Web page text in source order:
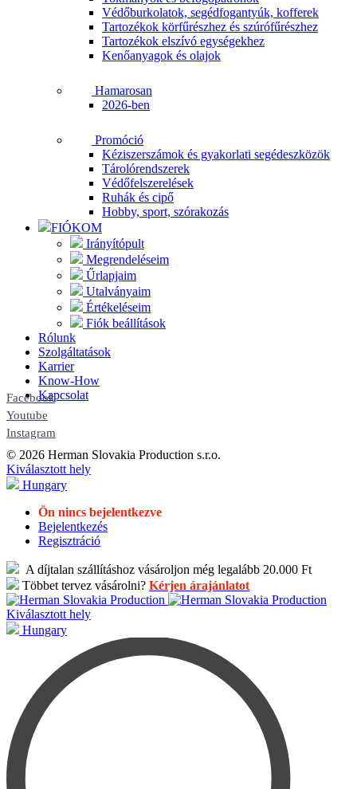
Védőburkolatok, segédfogantyúk, kofferek
Tartozékok körfűrészhez és szúrófűrészhez
Tartozékok elszívó egységekhez
Kenőanyagok és olajok
Hamarosan
2026-ben
Promóció
Kéziszerszámok és gyakorlati segédeszközök
Tárolórendszerek
Védőfelszerelések
Ruhák és cipő
Hobby, sport, szórakozás
FIÓKOM
Irányítópult
Megrendeléseim
Űrlapjaim
Utalványaim
Értékeléseim
Fiók beállítások
Rólunk
Szolgáltatások
Karrier
Know-How
Kapcsolat
Facebook
Youtube
Instagram
© 2026 Herman Slovakia Production s.r.o.
Kiválasztott hely
Hungary
Ön nincs bejelentkezve
Bejelentkezés
Regisztráció
A díjtalan szállításhoz vásároljon még legalább 20.000 Ft
Többet tervez vásárolni? Kérjen árajánlatot
Kiválasztott hely
Hungary